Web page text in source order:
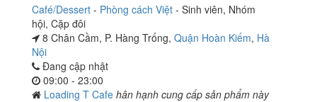
Café/Dessert - Phòng cách Việt - Sinh viên, Nhóm
hội, Cặp đôi
8 Chân Cầm, P. Hàng Trống, Quận Hoàn Kiếm, Hà
Nội
Đang cập nhật
09:00 - 23:00
Loading T Cafe hân hạnh cung cấp sản phẩm này